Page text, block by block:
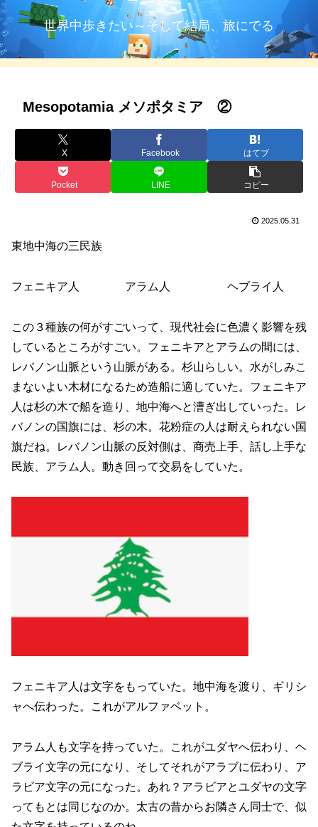
世界中歩きたい～そして結局、旅にでる
Mesopotamia メソポタミア ②
X Facebook はてブ
Pocket LINE コピー
2025.05.31
東地中海の三民族
フェニキア人 アラム人 ヘブライ人
この３種族の何がすごいって、現代社会に色濃く影響を残
しているところがすごい。フェニキアとアラムの間には、
レバノン山脈という山脈がある。杉山らしい。水がしみこ
まないよい木材になるため造船に適していた。フェニキア
人は杉の木で船を造り、地中海へと漕ぎ出していった。レ
バノンの国旗には、杉の木。花粉症の人は耐えられない国
旗だね。レバノン山脈の反対側は、商売上手、話し上手な
民族、アラム人。動き回って交易をしていた。
フェニキア人は文字をもっていた。地中海を渡り、ギリシ
ャへ伝わった。これがアルファベット。
アラム人も文字を持っていた。これがユダヤへ伝わり、ヘ
ブライ文字の元になり、そしてそれがアラブに伝わり、ア
ラビア文字の元になった。あれ？アラビアとユダヤの文字
ってもとは同じなのか。太古の昔からお隣さん同士で、似